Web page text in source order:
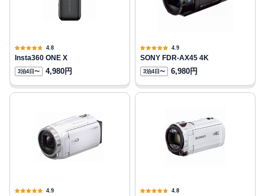
4.8
Insta360 ONE X
3泊4日〜 4,980円
4.9
SONY FDR-AX45 4K
3泊4日〜 6,980円
4.9 4.8